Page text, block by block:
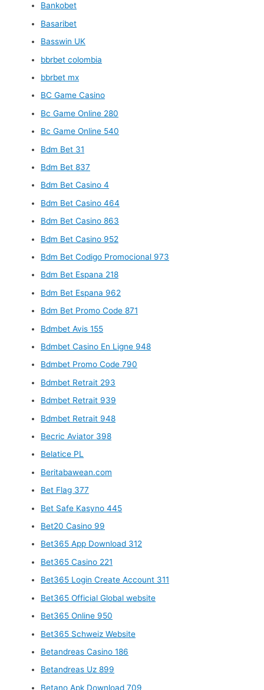
Bankobet
Basaribet
Basswin UK
bbrbet colombia
bbrbet mx
BC Game Casino
Bc Game Online 280
Bc Game Online 540
Bdm Bet 31
Bdm Bet 837
Bdm Bet Casino 4
Bdm Bet Casino 464
Bdm Bet Casino 863
Bdm Bet Casino 952
Bdm Bet Codigo Promocional 973
Bdm Bet Espana 218
Bdm Bet Espana 962
Bdm Bet Promo Code 871
Bdmbet Avis 155
Bdmbet Casino En Ligne 948
Bdmbet Promo Code 790
Bdmbet Retrait 293
Bdmbet Retrait 939
Bdmbet Retrait 948
Becric Aviator 398
Belatice PL
Beritabawean.com
Bet Flag 377
Bet Safe Kasyno 445
Bet20 Casino 99
Bet365 App Download 312
Bet365 Casino 221
Bet365 Login Create Account 311
Bet365 Official Global website
Bet365 Online 950
Bet365 Schweiz Website
Betandreas Casino 186
Betandreas Uz 899
Betano Apk Download 709